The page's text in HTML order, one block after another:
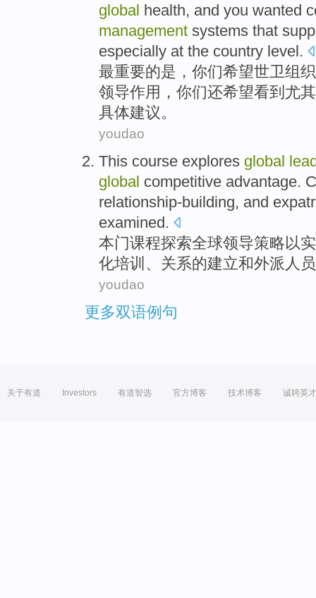
global health, and you wanted
management systems that
especially at the country level.
最重要的是， 你们希望世卫组织
领导作用 ，你们还希望看到 尤其
具体建议。
youdao
This course explores global
global competitive advantage.
relationship-building, and
examined.
本门课程探索全球领导策略以
化培训 、关系的建立和外派人员
youdao
更多双语例句
关于有道 Investors 有道智选 官方博客 技术博客 诚聘英才